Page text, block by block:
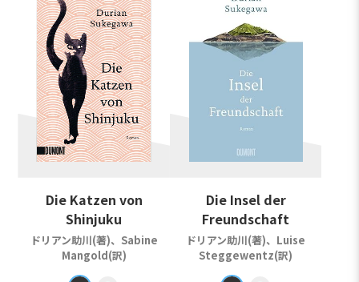
Die Katzen von
Shinjuku
ドリアン助川(著)、Sabine
Mangold(訳)
Die Insel der
Freundschaft
ドリアン助川(著)、Luise
Steggewentz(訳)